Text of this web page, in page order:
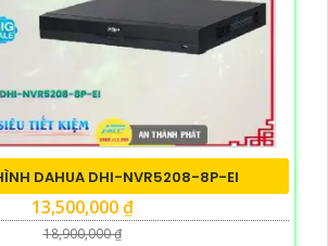
DAHUA DHI-NVR5208-8P-EI
13,500,000 ₫
18,900,000 ₫